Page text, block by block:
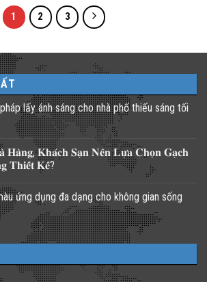
1 2 3
lấy ánh sáng cho nhà phố thiếu sáng tối
𝐇𝐚̀𝐧𝐠, 𝐊𝐡𝐚́𝐜𝐡 𝐒𝐚̣𝐧 𝐍𝐞̂𝐧 𝐋𝐮̛̣𝐚 𝐂𝐡𝐨̣𝐧 𝐆𝐚̣𝐜𝐡
𝐓𝐡𝐢𝐞̂́𝐭 𝐊𝐞̂́?
ứng dụng đa dạng cho không gian sống